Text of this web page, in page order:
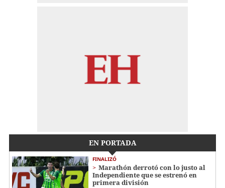
EN PORTADA
FINALIZÓ
Marathón derrotó con lo justo al
Independiente que se estrenó en
primera división